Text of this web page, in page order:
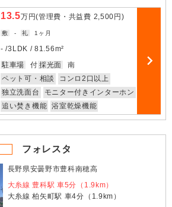
13.5万円(管理費・共益費 2,500円)
敷 - 礼 1ヶ月
- /3LDK /81.56m²
駐車場
付 採光面
南
ペット可・相談
コンロ2口以上
独立洗面台
モニター付きインターホン
追い焚き機能 浴室乾燥機能
フォレスタ
長野県安曇野市豊科南穂高
大糸線 豊科駅 車5分（1.9km）
大糸線 柏矢町駅 車4分（1.9km）